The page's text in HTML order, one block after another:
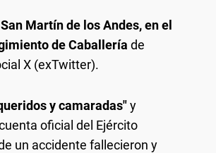
Martín de los Andes, en el
de Caballería de
X (exTwitter).
y camaradas"y
oficial del Ejército
un accidente fallecieron y